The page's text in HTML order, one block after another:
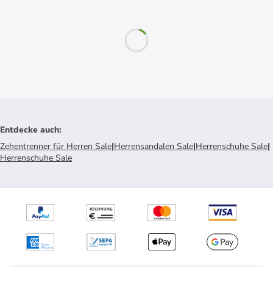
Entdecke auch:
Zehentrenner für Herren Sale|Herrensandalen Sale|Herrenschuhe Sale|
Herrenschuhe Sale